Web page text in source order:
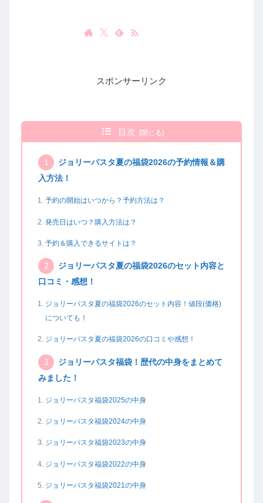
スポンサーリンク
目次
ジョリーパスタ夏の福袋2026の予約情報＆購
入方法！
予約の開始はいつから？予約方法は？
発売日はいつ？購入方法は？
予約＆購入できるサイトは？
ジョリーパスタ夏の福袋2026のセット内容と
口コミ・感想！
ジョリーパスタ夏の福袋2026のセット内容！値段(価格)
についても！
ジョリーパスタ夏の福袋2026の口コミや感想！
ジョリーパスタ福袋！歴代の中身をまとめて
みました！
ジョリーパスタ福袋2025の中身
ジョリーパスタ福袋2024の中身
ジョリーパスタ福袋2023の中身
ジョリーパスタ福袋2022の中身
ジョリーパスタ福袋2021の中身